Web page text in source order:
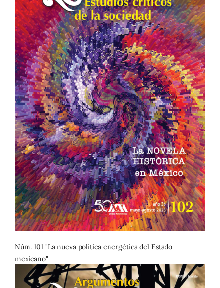
Núm. 101 "La nueva política energética del Estado
mexicano"